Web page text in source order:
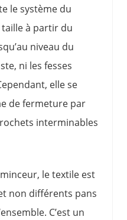
le système du
à partir du
niveau du
ni les fesses
elle se
de fermeture par
interminables
le textile est
non différents pans
C’est un